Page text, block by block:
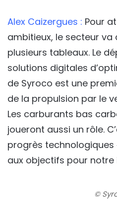
Alex Caizergues : Pour
ambitieux, le secteur va
plusieurs tableaux. Le
solutions digitales
de Syroco est une
de la propulsion par le
Les carburants bas
joueront aussi un rôle.
progrès
aux objectifs pour notre
©